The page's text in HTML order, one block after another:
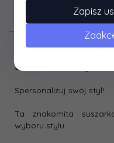
Opis produktu
Suszarka Your Style
Spersonalizuj swój styl!
Ta znakomita
wyboru stylu.
Zapisz